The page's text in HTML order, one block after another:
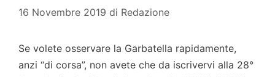
16 Novembre 2019 di Redazione
Se volete osservare la Garbatella rapidamente,
anzi “di corsa”, non avete che da iscrivervi alla 28°